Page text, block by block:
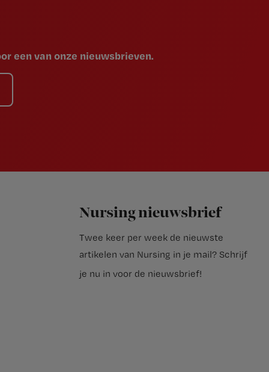
een van onze nieuwsbrieven.
Nursing nieuwsbrief
Twee keer per week de nieuwste
artikelen van Nursing in je mail? Schrijf
je nu in voor de nieuwsbrief!